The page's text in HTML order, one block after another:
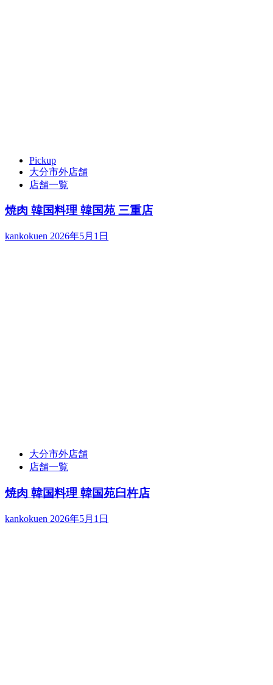
Pickup
大分市外店舗
店舗一覧
焼肉 韓国料理 韓国苑 三重店
kankokuen 2026年5月1日
大分市外店舗
店舗一覧
焼肉 韓国料理 韓国苑臼杵店
kankokuen 2026年5月1日